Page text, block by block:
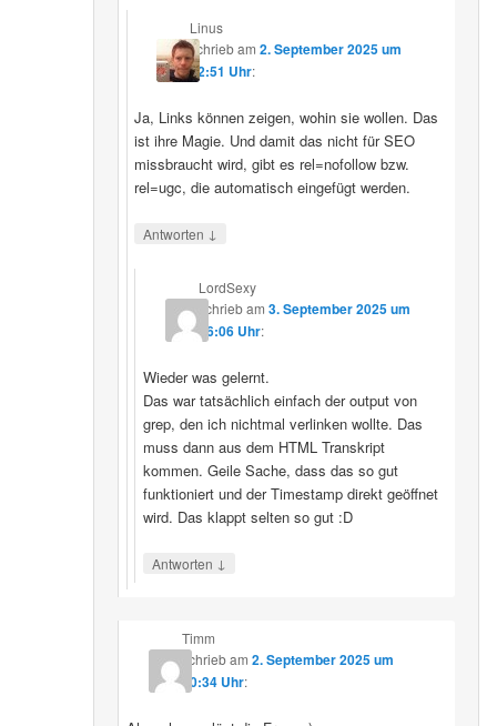
Linus
schriebam2. September 2025 um
12:51 Uhr:
Ja, Links können zeigen, wohin sie wollen. Das
ist ihre Magie. Und damit das nicht für SEO
missbraucht wird, gibt es rel=nofollow bzw.
rel=ugc, die automatisch eingefügt werden.
Antworten ↓
LordSexy
schriebam 3. September 2025 um
16:06 Uhr:
Wieder was gelernt.
Das war tatsächlich einfach der output von
grep, den ich nichtmal verlinken wollte. Das
muss dann aus dem HTML Transkript
kommen. Geile Sache, dass das so gut
funktioniert und der Timestamp direkt geöffnet
wird. Das klappt selten so gut :D
Antworten ↓
Timm
schriebam 2. September 2025 um
10:34 Uhr: